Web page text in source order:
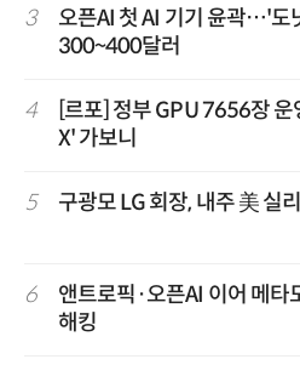
3
오픈AI 첫 AI 기기 윤곽…'도
300~400달러
4
[르포] 정부 GPU 7656장
X' 가보니
5 구광모 LG 회장, 내주 美 실
6
앤트로픽·오픈AI 이어 메
해킹